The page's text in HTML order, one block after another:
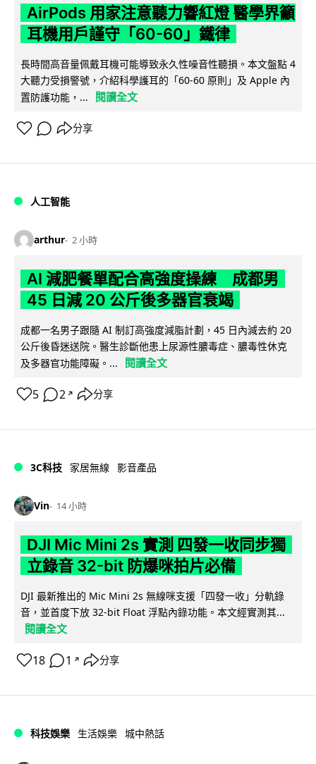
AirPods 用家注意聽力響紅燈 醫學界籲
耳機用戶謹守「60-60」鐵律
長時間高音量佩戴耳機可能導致永久性噪音性聽損。本文盤點 4
大聽力受損警號，介紹科學護耳的「60-60 原則」及 Apple 內
置防護功能，...
閱讀全文
分享
人工智能
arthur 2 小時
AI 減肥餐單配合高強度操練 成都男
45 日減 20 公斤後多器官衰竭
成都一名男子跟隨 AI 制訂高強度減脂計劃，45 日內減去約 20
公斤後昏迷送院。醫生診斷他患上尿源性膿毒症、膿毒性休克
及多器官功能障礙。...
閱讀全文
5 2 ↗ 分享
3C科技 家居無線 影音產品
Vin 14 小時
DJI Mic Mini 2s 實測 四發一收同步獨
立錄音 32-bit 防爆咪拍片必備
DJI 最新推出的 Mic Mini 2s 無線咪支援「四發一收」分軌錄
音，並首度下放 32-bit Float 浮點內錄功能。本文經實測其...
閱讀全文
18 1 ↗ 分享
科技娛樂 生活娛樂 城中熱話